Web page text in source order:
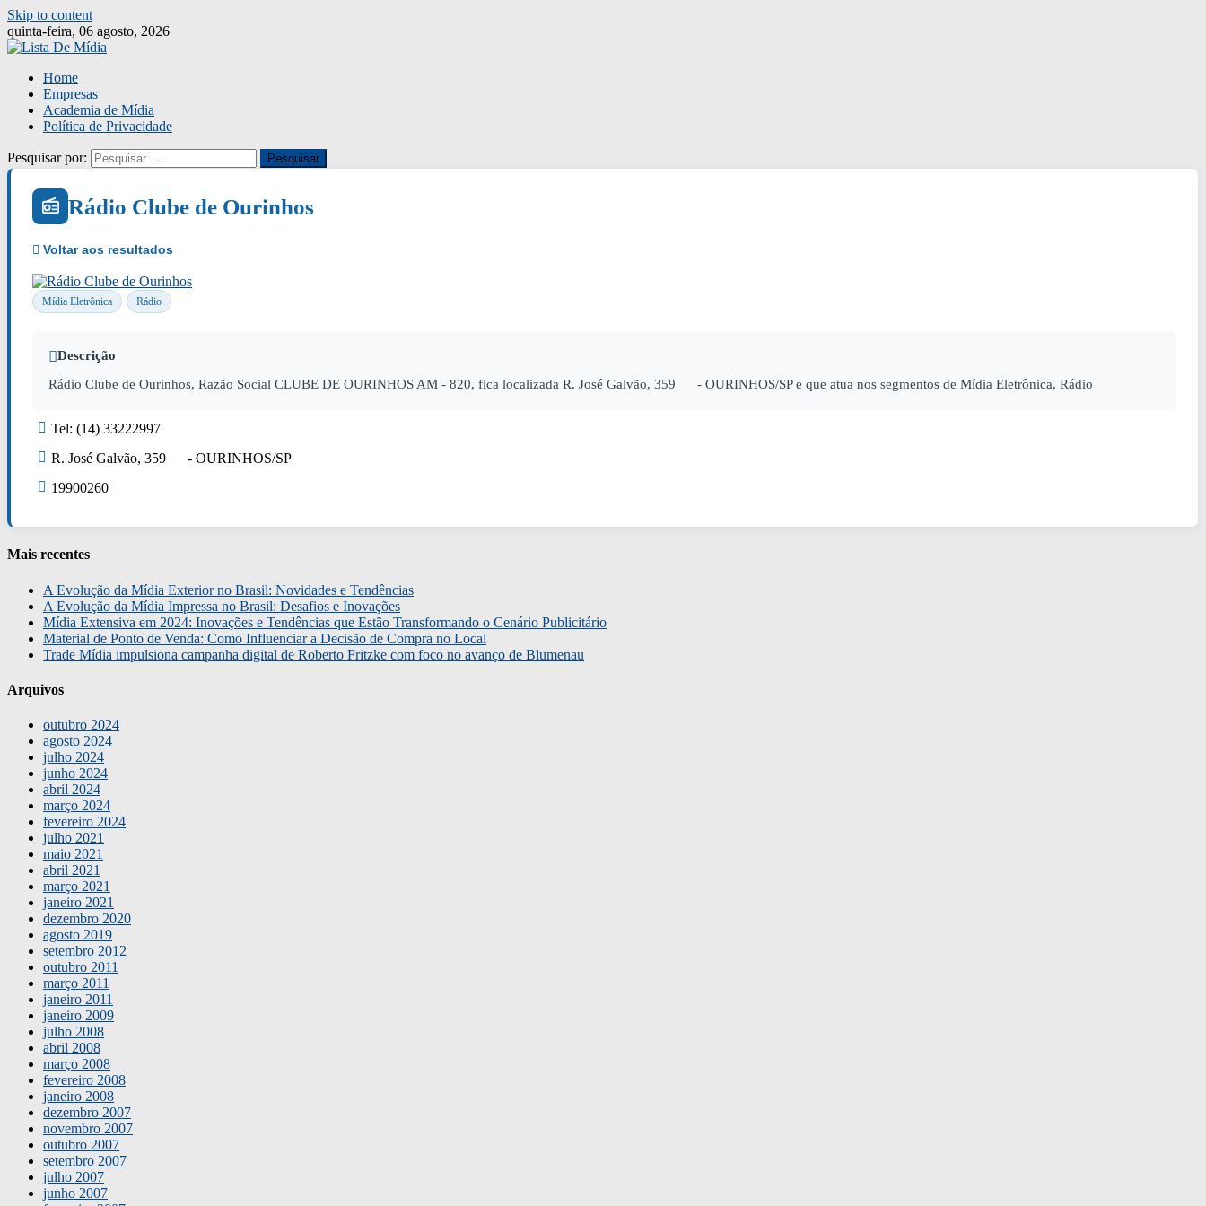
Skip to content
quinta-feira, 06 agosto, 2026
Home
Empresas
Academia de Mídia
Política de Privacidade
Pesquisar por:
Rádio Clube de Ourinhos
Mídia Eletrônica Rádio
Descrição
Rádio Clube de Ourinhos, Razão Social CLUBE DE OURINHOS AM - 820, fica localizada R. José Galvão, 359 - OURINHOS/SP e que atua nos segmentos de Mídia Eletrônica, Rádio
Tel: (14) 33222997
R. José Galvão, 359 - OURINHOS/SP
19900260
Mais recentes
A Evolução da Mídia Exterior no Brasil: Novidades e Tendências
A Evolução da Mídia Impressa no Brasil: Desafios e Inovações
Mídia Extensiva em 2024: Inovações e Tendências que Estão Transformando o Cenário Publicitário
Material de Ponto de Venda: Como Influenciar a Decisão de Compra no Local
Trade Mídia impulsiona campanha digital de Roberto Fritzke com foco no avanço de Blumenau
Arquivos
outubro 2024
agosto 2024
julho 2024
junho 2024
abril 2024
março 2024
fevereiro 2024
julho 2021
maio 2021
abril 2021
março 2021
janeiro 2021
dezembro 2020
agosto 2019
setembro 2012
outubro 2011
março 2011
janeiro 2011
janeiro 2009
julho 2008
abril 2008
março 2008
fevereiro 2008
janeiro 2008
dezembro 2007
novembro 2007
outubro 2007
setembro 2007
julho 2007
junho 2007